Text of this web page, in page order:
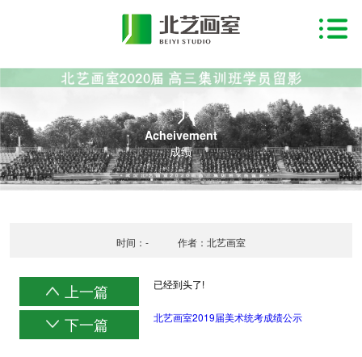
Acheivement
成绩
时间：- 作者：北艺画室
上一篇 已经到头了!
下一篇 北艺画室2019届美术统考成绩公示